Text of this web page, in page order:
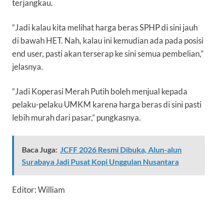
terjangkau.
“Jadi kalau kita melihat harga beras SPHP di sini jauh
di bawah HET. Nah, kalau ini kemudian ada pada posisi
end user, pasti akan terserap ke sini semua pembelian,”
jelasnya.
“Jadi Koperasi Merah Putih boleh menjual kepada
pelaku-pelaku UMKM karena harga beras di sini pasti
lebih murah dari pasar,” pungkasnya.
Baca Juga: JCFF 2026 Resmi Dibuka, Alun-alun
Surabaya Jadi Pusat Kopi Unggulan Nusantara
Editor: William